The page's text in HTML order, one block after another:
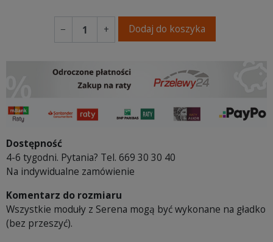
− + Dodaj do koszyka
Dostępność
4-6 tygodni. Pytania? Tel. 669 30 30 40
Na indywidualne zamówienie
Komentarz do rozmiaru
Wszystkie moduły z Serena mogą być wykonane na gładko
(bez przeszyć).